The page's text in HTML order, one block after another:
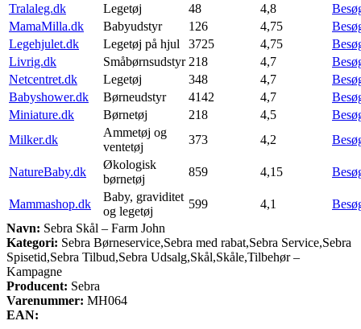
Tralaleg.dk
Legetøj 48 4,8
MamaMilla.dk
Babyudstyr 126 4,75
Legehjulet.dk
Legetøj på hjul 3725 4,75
Livrig.dk
Småbørnsudstyr 218 4,7
Netcentret.dk
Legetøj 348 4,7
Babyshower.dk
Børneudstyr 4142 4,7
Miniature.dk
Børnetøj 218 4,5
Milker.dk
Ammetøj og
ventetøj
373 4,2
NatureBaby.dk
Økologisk
børnetøj
859 4,15
Mammashop.dk
Baby, graviditet
og legetøj
599 4,1
Navn: Sebra Skål – Farm John
Kategori: Sebra Børneservice,Sebra med rabat,Sebra Service,Sebra
Spisetid,Sebra Tilbud,Sebra Udsalg,Skål,Skåle,Tilbehør –
Kampagne
Producent: Sebra
Varenummer: MH064
EAN: